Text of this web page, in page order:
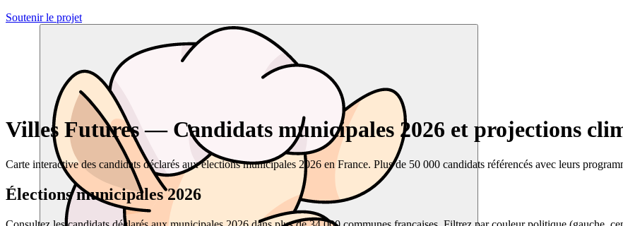
Soutenir le projet
Villes Futures — Candidats municipales 2026 et projections
Carte interactive des candidats déclarés aux élections municipales 2026 en France. Plus de 50 000 candidats référencés avec leurs
Élections municipales 2026